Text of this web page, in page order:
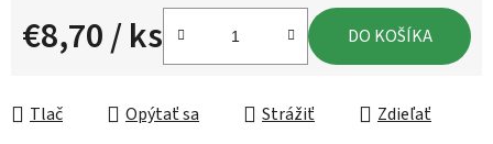
€8,70/ ks DO KOŠÍKA
Tlač Opýtať sa Strážiť Zdieľať